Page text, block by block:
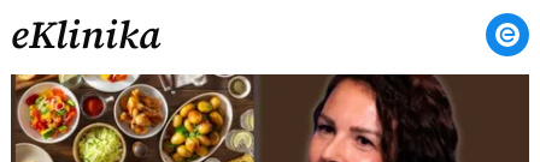
eKlinika